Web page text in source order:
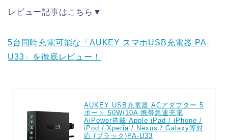
レビュー記事はこちら▼
5台同時充電可能な「AUKEY スマホUSB充電器 PA-
U33」を徹底レビュー！
AUKEY USB充電器 ACアダプター 5
ポート 50W/10A 携帯急速充電
AiPower搭載 Apple iPad / iPhone /
iPod / Xperia / Nexus / Galaxy等対
応 (ブラック)PA-U33